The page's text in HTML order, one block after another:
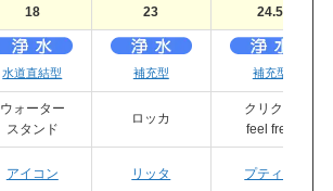
18 23 24.5
水道直結型 補充型 補充型
ウォーター
スタンド
ロッカ
クリクラ
feel free
アイコン リッタ プティオ